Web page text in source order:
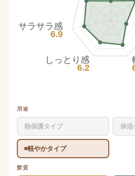
しっとり感
6.2
サラサラ感
6.9
用途
熱保護タイプ 保湿
軽やかタイプ
髪質